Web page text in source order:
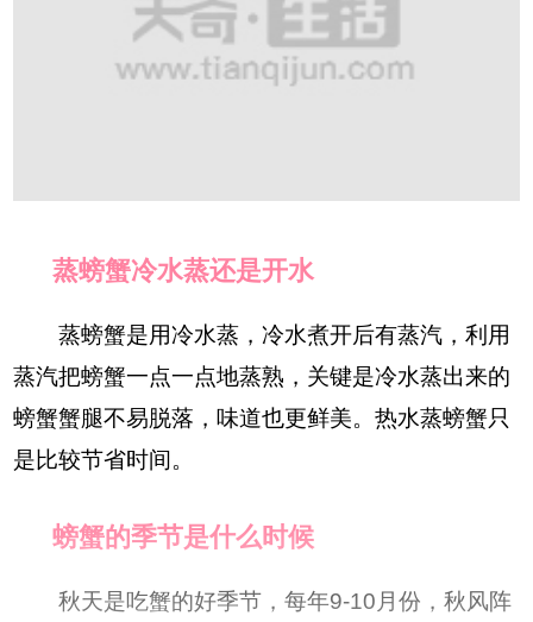
蒸螃蟹冷水蒸还是开水
蒸螃蟹是用冷水蒸，冷水煮开后有蒸汽，利用
蒸汽把螃蟹一点一点地蒸熟，关键是冷水蒸出来的
螃蟹蟹腿不易脱落，味道也更鲜美。热水蒸螃蟹只
是比较节省时间。
螃蟹的季节是什么时候
秋天是吃蟹的好季节，每年9-10月份，秋风阵